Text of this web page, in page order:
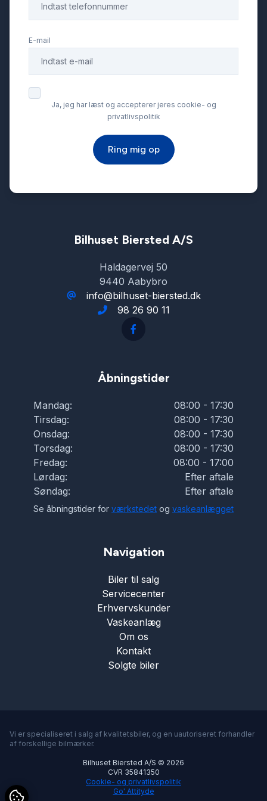
Glastag
Infocenter
Internet
Kørecomputer
Musikstreaming via bluetooth
Service OK
Servostyring
Skiltegenkendelse
USB tilslutning
E-mail
Ja, jeg har læst og accepterer jeres cookie- og
privatlivspolitik
Ring mig op
Bilhuset Biersted A/S
Haldagervej 50
9440 Aabybro
info@bilhuset-biersted.dk
98 26 90 11
Åbningstider
Mandag:
08:00 - 17:30
Tirsdag:
08:00 - 17:30
Onsdag:
08:00 - 17:30
Torsdag:
08:00 - 17:30
Fredag:
08:00 - 17:00
Lørdag:
Efter aftale
Søndag:
Efter aftale
Se åbningstider for værkstedet og vaskeanlægget
Navigation
Biler til salg
Servicecenter
Erhvervskunder
Vaskeanlæg
Om os
Kontakt
Solgte biler
Vi er specialiseret i salg af kvalitetsbiler, og en uautoriseret forhandler
af forskellige bilmærker.
Bilhuset Biersted A/S © 2026
CVR 35841350
Cookie- og privatlivspolitik
Go' Attityde